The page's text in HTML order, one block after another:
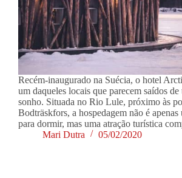
Recém-inaugurado na Suécia, o hotel
um daqueles locais que parecem saídos de
sonho. Situada no Rio Lule, próximo às
Bodträskfors, a hospedagem não é apenas
para dormir, mas uma atração turística
Mari Dutra
05/02/2020